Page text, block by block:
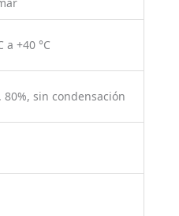
a +40 °C
80%, sin condensación